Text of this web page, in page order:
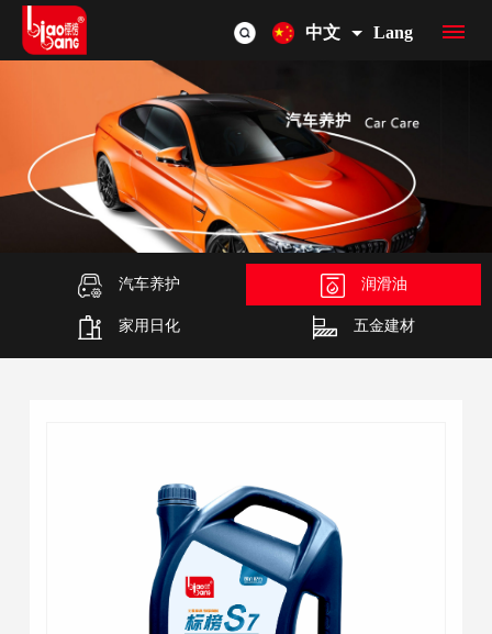
中文 Lang
首
页
品
牌
介
绍
产
品
总
OEM/ODM
联
们
汽车养护 润滑油
家用日化 五金建材